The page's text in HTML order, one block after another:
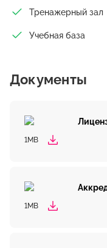
Тренажерный зал
Учебная база
Документы
1MB
1MB